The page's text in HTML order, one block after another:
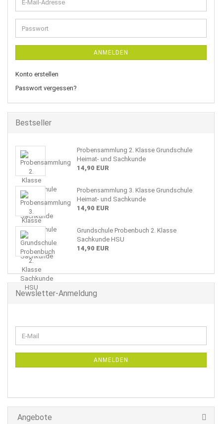
Mail-
Adresse
Passwort
ANMELDEN
Konto erstellen
Passwort vergessen?
Bestseller
Probensammlung 2. Klasse Grundschule
Heimat- und Sachkunde
14,90 EUR
Probensammlung 3. Klasse Grundschule
Heimat- und Sachkunde
14,90 EUR
Grundschule Probenbuch 2. Klasse
Sachkunde HSU
14,90 EUR
Newsletter-Anmeldung
ZUR
E-
Mail
ANMELDEN
Angebote